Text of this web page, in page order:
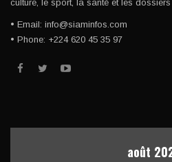
culture, le sport, la santé et les dossiers
• Email: info@siaminfos.com
• Phone: +224 620 45 35 97
août